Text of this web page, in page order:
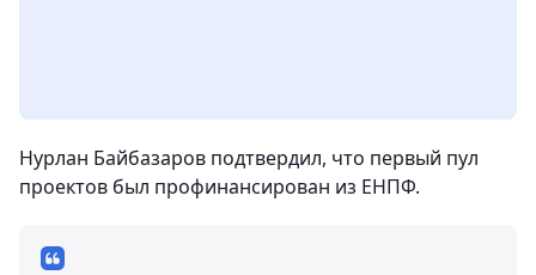
Нурлан Байбазаров подтвердил, что первый пул
проектов был профинансирован из ЕНПФ.